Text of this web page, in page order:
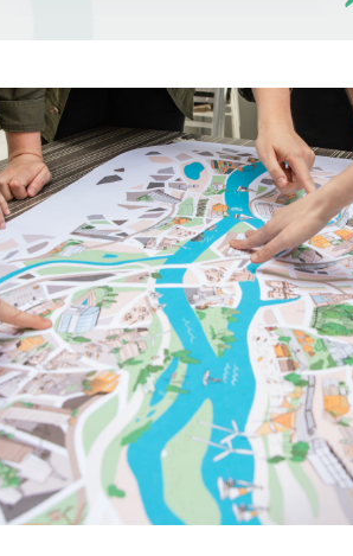
ILLUSTRATION MÉDIATION
Cartographie du futur